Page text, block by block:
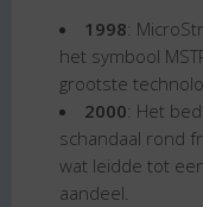
1998:
het symbool
grootste
2000: Het
schandaal rond
wat leidde tot
aandeel.